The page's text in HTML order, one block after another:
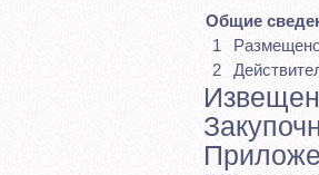
Общие
1
2